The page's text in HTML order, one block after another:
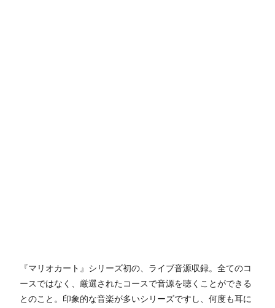
『マリオカート』シリーズ初の、ライブ音源収録。全てのコ
ースではなく、厳選されたコースで音源を聴くことができる
とのこと。印象的な音楽が多いシリーズですし、何度も耳に